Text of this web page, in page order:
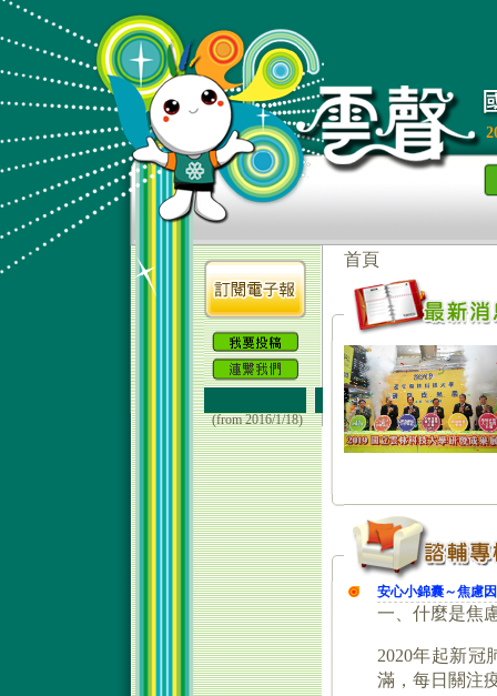
(from 2016/1/18)